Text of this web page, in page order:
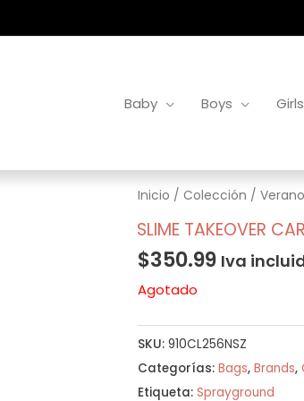
Baby Boys Girls
Inicio / Colección /
SLIME TAKEOVER
$350.99 Iva
Agotado
SKU: 910CL256NSZ
Categorías: Bags, Brands,
Etiqueta: Sprayground